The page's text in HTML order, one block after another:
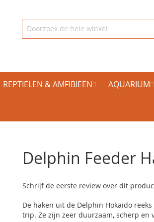
REPTIELEN & AMFIBIEËN AQUARIUM
Delphin Feeder
Schrijf de eerste review over dit
De haken uit de Delphin Hokaido
trip. Ze zijn zeer duurzaam, scherp en